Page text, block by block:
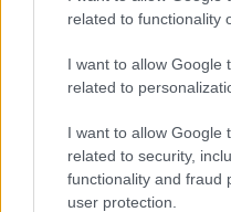
related to functionality
I want to allow Google
related to
I want to allow Google
related to security,
functionality and fraud
user protection.